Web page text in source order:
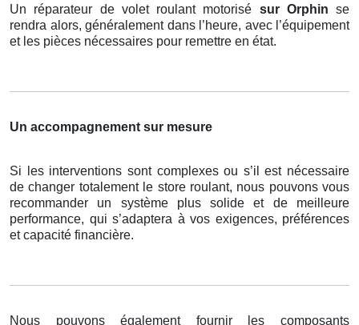
Un réparateur de volet roulant motorisé sur Orphin se
rendra alors, généralement dans l’heure, avec l’équipement
et les pièces nécessaires pour remettre en état.
Un accompagnement sur mesure
Si les interventions sont complexes ou s’il est nécessaire
de changer totalement le store roulant, nous pouvons vous
recommander un système plus solide et de meilleure
performance, qui s’adaptera à vos exigences, préférences
et capacité financière.
Nous pouvons également fournir les composants